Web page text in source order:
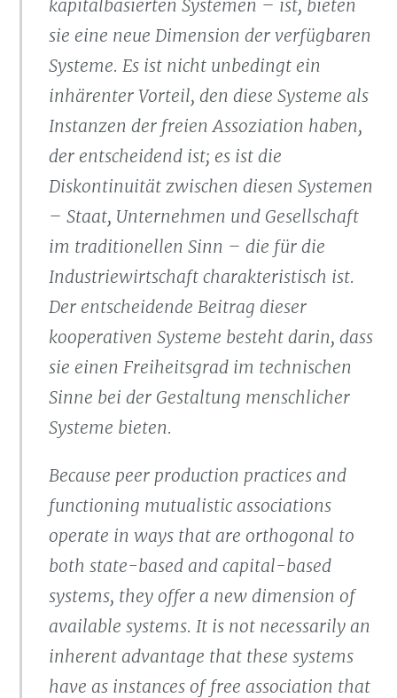
kapitalbasierten Systemen – ist, bieten
sie eine neue Dimension der verfügbaren
Systeme. Es ist nicht unbedingt ein
inhärenter Vorteil, den diese Systeme als
Instanzen der freien Assoziation haben,
der entscheidend ist; es ist die
Diskontinuität zwischen diesen Systemen
– Staat, Unternehmen und Gesellschaft
im traditionellen Sinn – die für die
Industriewirtschaft charakteristisch ist.
Der entscheidende Beitrag dieser
kooperativen Systeme besteht darin, dass
sie einen Freiheitsgrad im technischen
Sinne bei der Gestaltung menschlicher
Systeme bieten.
Because peer production practices and
functioning mutualistic associations
operate in ways that are orthogonal to
both state-based and capital-based
systems, they offer a new dimension of
available systems. It is not necessarily an
inherent advantage that these systems
have as instances of free association that